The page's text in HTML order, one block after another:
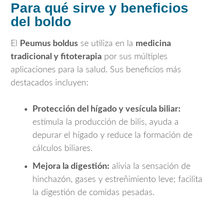
Para qué sirve y beneficios
del boldo
El Peumus boldus se utiliza en la medicina
tradicional y fitoterapia por sus múltiples
aplicaciones para la salud. Sus beneficios más
destacados incluyen:
Protección del hígado y vesícula biliar:
estimula la producción de bilis, ayuda a
depurar el hígado y reduce la formación de
cálculos biliares.
Mejora la digestión: alivia la sensación de
hinchazón, gases y estreñimiento leve; facilita
la digestión de comidas pesadas.